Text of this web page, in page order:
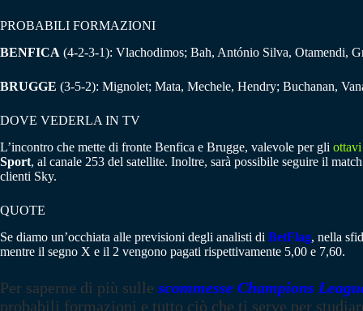
PROBABILI FORMAZIONI
BENFICA (4-2-3-1): Vlachodimos; Bah, António Silva, Otamendi,
BRUGGE (3-5-2): Mignolet; Mata, Mechele, Hendry; Buchanan,
DOVE VEDERLA IN TV
L’incontro che mette di fronte Benfica e Brugge, valevole per gli
Sport, al canale 253 del satellite. Inoltre, sarà possibile seguire il
clienti Sky.
QUOTE
Se diamo un’occhiata alle previsioni degli analisti di BetFlag, nella
mentre il segno X e il 2 vengono pagati rispettivamente 5,00 e 7,60.
Per saperne di più sulle scommesse Champions
probabili formazioni e tutto ciò che ti serve per